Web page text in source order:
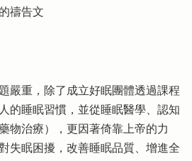
禱告文
嚴重，除了成立好眠團體透過課程
的睡眠習慣，並從睡眠醫學、認知
物治療），更因著倚靠上帝的力
失眠困擾，改善睡眠品質、增進全